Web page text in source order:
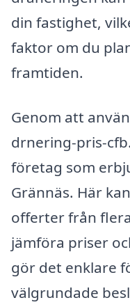
din fastighet,
faktor om du
framtiden.
Genom att
drnering-pris-
företag som
Grännäs. Här
offerter från
jämföra priser
gör det enklare
välgrundade